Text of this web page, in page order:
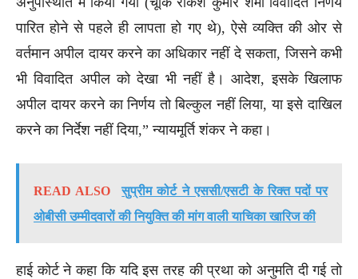
पारित होने से पहले ही लापता हो गए थे), ऐसे व्यक्ति की ओर से
वर्तमान अपील दायर करने का अधिकार नहीं दे सकता, जिसने कभी
भी विवादित अपील को देखा भी नहीं है। आदेश, इसके खिलाफ
अपील दायर करने का निर्णय तो बिल्कुल नहीं लिया, या इसे दाखिल
करने का निर्देश नहीं दिया,” न्यायमूर्ति शंकर ने कहा।
READ ALSO
सुप्रीम कोर्ट ने एससी/एसटी के रिक्त पदों पर
ओबीसी उम्मीदवारों की नियुक्ति की मांग वाली याचिका खारिज की
हाई कोर्ट ने कहा कि यदि इस तरह की प्रथा को अनुमति दी गई तो